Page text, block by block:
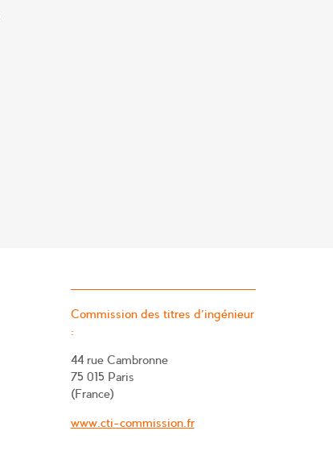
Commission des titres d’ingénieur
:
44 rue Cambronne
75 015 Paris
(France)
www.cti-commission.fr